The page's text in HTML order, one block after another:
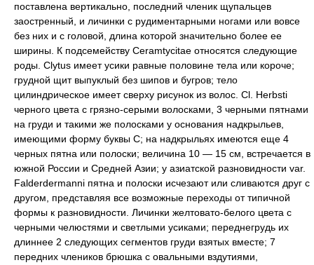
поставлена вертикально, последний членик щупальцев
заостренный, и личинки с рудиментарными ногами или вовсе
без них и с головой, длина которой значительно более ее
ширины. К подсемейству Ceramtycitae относятся следующие
роды. Clytus имеет усики равные половине тела или короче;
грудной щит выпуклый без шипов и бугров; тело
цилиндрическое имеет сверху рисунок из волос. Cl. Herbsti
черного цвета с грязно-серыми волосками, 3 черными пятнами
на груди и такими же полосками у основания надкрыльев,
имеющими форму буквы С; на надкрыльях имеются еще 4
черных пятна или полоски; величина 10 — 15 см, встречается в
южной России и Средней Азии; у азиатской разновидности var.
Falderdermanni пятна и полоски исчезают или сливаются друг с
другом, представляя все возможные переходы от типичной
формы к разновидности. Личинки желтовато-белого цвета с
черными челюстями и светлыми усиками; переднегрудь их
длиннее 2 следующих сегментов груди взятых вместе; 7
передних члеников брюшка с овальными вздутиями,